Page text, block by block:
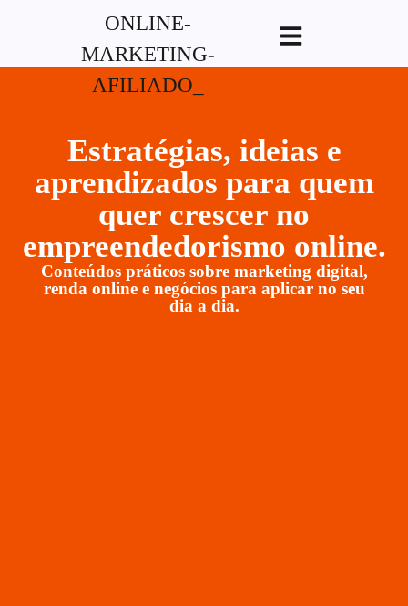
G-XVBZZCFH00pub-
5970489886047746AW-17954400846.
Estratégias, ideias e
aprendizados para quem
quer crescer no
empreendedorismo online.
Conteúdos práticos sobre marketing digital,
renda online e negócios para aplicar no seu
dia a dia.